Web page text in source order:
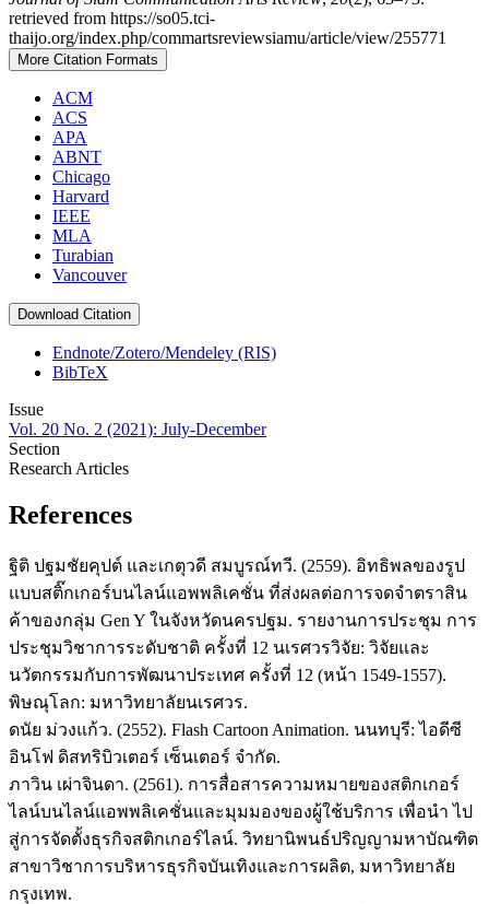
retrieved from https://so05.tci-
thaijo.org/index.php/commartsreviewsiamu/article/view/255771
More Citation Formats
ACM
ACS
APA
ABNT
Chicago
Harvard
IEEE
MLA
Turabian
Vancouver
Download Citation
Endnote/Zotero/Mendeley (RIS)
BibTeX
Issue
Vol. 20 No. 2 (2021): July-December
Section
Research Articles
References
ฐิติ ปฐมชัยคุปต์ และเกตุวดี สมบูรณ์ทวี. (2559). อิทธิพลของรูป
แบบสติ๊กเกอร์บนไลน์แอพพลิเคชั่น ที่ส่งผลต่อการจดจำตราสิน
ค้าของกลุ่ม Gen Y ในจังหวัดนครปฐม. รายงานการประชุม การ
ประชุมวิชาการระดับชาติ ครั้งที่ 12 นเรศวรวิจัย: วิจัยและ
นวัตกรรมกับการพัฒนาประเทศ ครั้งที่ 12 (หน้า 1549-1557).
พิษณุโลก: มหาวิทยาลัยนเรศวร.
ดนัย ม่วงแก้ว. (2552). Flash Cartoon Animation. นนทบุรี: ไอดีซี
อินโฟ ดิสทริบิวเตอร์ เซ็นเตอร์ จำกัด.
ภาวิน เผ่าจินดา. (2561). การสื่อสารความหมายของสติกเกอร์
ไลน์บนไลน์แอพพลิเคชั่นและมุมมองของผู้ใช้บริการ เพื่อนำ ไป
สู่การจัดตั้งธุรกิจสติกเกอร์ไลน์. วิทยานิพนธ์ปริญญามหาบัณฑิต
สาขาวิชาการบริหารธุรกิจบันเทิงและการผลิต, มหาวิทยาลัย
กรุงเทพ.